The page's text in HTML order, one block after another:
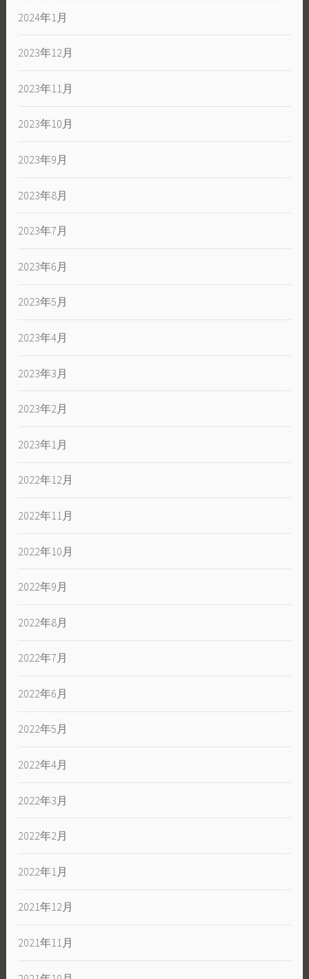
2024年1月
2023年12月
2023年11月
2023年10月
2023年9月
2023年8月
2023年7月
2023年6月
2023年5月
2023年4月
2023年3月
2023年2月
2023年1月
2022年12月
2022年11月
2022年10月
2022年9月
2022年8月
2022年7月
2022年6月
2022年5月
2022年4月
2022年3月
2022年2月
2022年1月
2021年12月
2021年11月